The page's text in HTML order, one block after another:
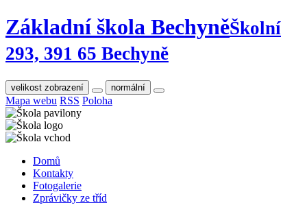
Základní škola BechyněŠkolní
293, 391 65 Bechyně
velikost zobrazení normální
Mapa webu RSS Poloha
Domů
Kontakty
Fotogalerie
Zprávičky ze tříd